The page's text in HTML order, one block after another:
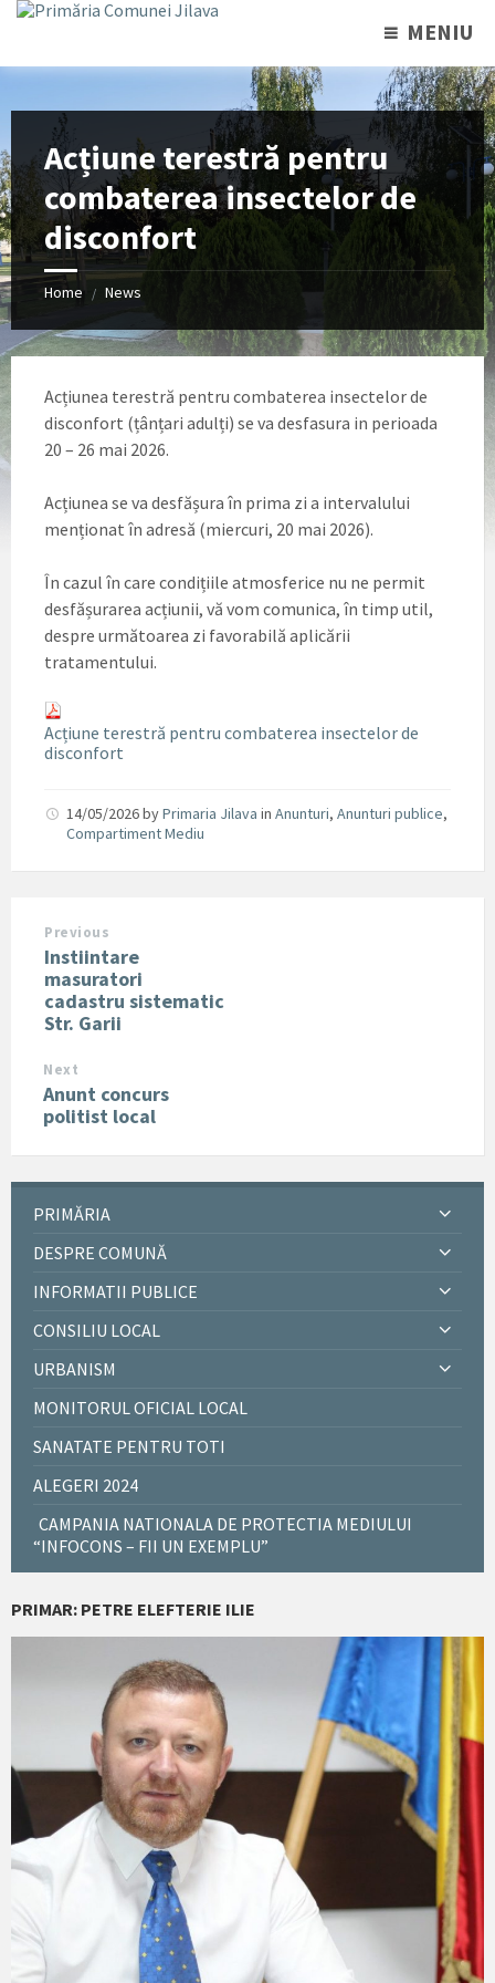
MENIU
Acțiune terestră pentru
combaterea insectelor de
disconfort
Home / News
Acțiunea terestră pentru combaterea insectelor de
disconfort (țânțari adulți) se va desfasura in perioada
20 – 26 mai 2026.
Acțiunea se va desfășura în prima zi a intervalului
menționat în adresă (miercuri, 20 mai 2026).
În cazul în care condițiile atmosferice nu ne permit
desfășurarea acțiunii, vă vom comunica, în timp util,
despre următoarea zi favorabilă aplicării
tratamentului.
Acțiune terestră pentru combaterea insectelor de
disconfort
14/05/2026byPrimaria Jilava in Anunturi, Anunturi publice,
Compartiment Mediu
Previous
Instiintare
masuratori
cadastru sistematic
Str. Garii
Next
Anunt concurs
politist local
PRIMĂRIA
DESPRE COMUNĂ
INFORMATII PUBLICE
CONSILIU LOCAL
URBANISM
MONITORUL OFICIAL LOCAL
SANATATE PENTRU TOTI
ALEGERI 2024
CAMPANIA NATIONALA DE PROTECTIA MEDIULUI
“INFOCONS – FII UN EXEMPLU”
PRIMAR: PETRE ELEFTERIE ILIE